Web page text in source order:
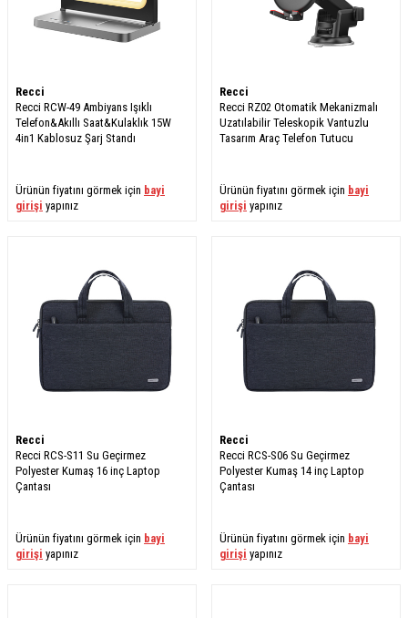
Recci
Recci RCW-49 Ambiyans Işıklı
Telefon&Akıllı Saat&Kulaklık 15W
4in1 Kablosuz Şarj Standı
Ürünün fiyatını görmek için bayi
girişi yapınız
Recci
Recci RZ02 Otomatik Mekanizmalı
Uzatılabilir Teleskopik Vantuzlu
Tasarım Araç Telefon Tutucu
Ürünün fiyatını görmek için bayi
girişi yapınız
Recci
Recci RCS-S11 Su Geçirmez
Polyester Kumaş 16 inç Laptop
Çantası
Ürünün fiyatını görmek için bayi
girişi yapınız
Recci
Recci RCS-S06 Su Geçirmez
Polyester Kumaş 14 inç Laptop
Çantası
Ürünün fiyatını görmek için bayi
girişi yapınız